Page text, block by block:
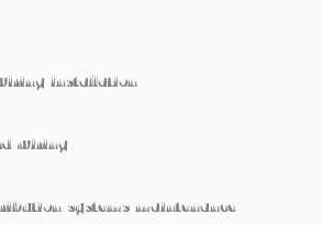
installation
wiring
systems maintenance